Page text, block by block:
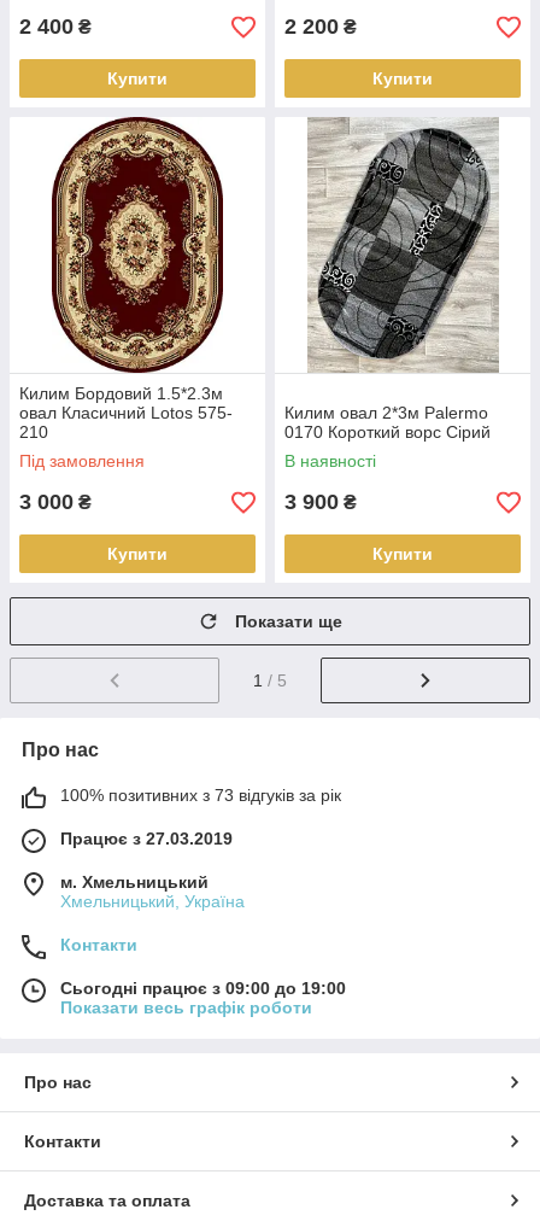
2 400 ₴
Купити
2 200 ₴
Купити
Килим Бордовий 1.5*2.3м
овал Класичний Lotos 575-
210
Під замовлення
3 000 ₴
Купити
Килим овал 2*3м Palermo
0170 Короткий ворс Сірий
В наявності
3 900 ₴
Купити
Показати ще
1 / 5
Про нас
100% позитивних з 73 відгуків за рік
Працює з 27.03.2019
м. Хмельницький
Хмельницький, Україна
Контакти
Сьогодні працює з 09:00 до 19:00
Показати весь графік роботи
Про нас
Контакти
Доставка та оплата